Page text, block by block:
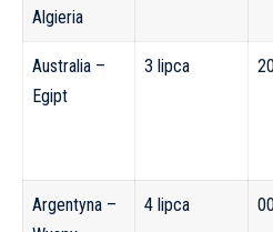
Algieria
Australia –
Egipt
3 lipca
Argentyna –
4 lipca